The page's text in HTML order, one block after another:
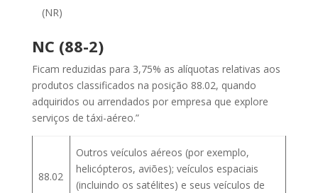
(NR)
NC (88-2)
Ficam reduzidas para 3,75% as alíquotas relativas aos
produtos classificados na posição 88.02, quando
adquiridos ou arrendados por empresa que explore
serviços de táxi-aéreo.”
88.02
Outros veículos aéreos (por exemplo,
helicópteros, aviões); veículos espaciais
(incluindo os satélites) e seus veículos de